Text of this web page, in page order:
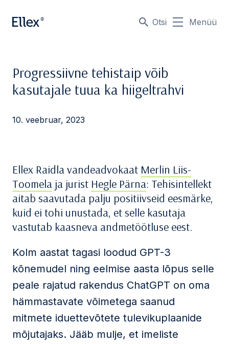
Otsi Menüü
Progressiivne tehistaip võib
kasutajale tuua ka hiigeltrahvi
10. veebruar, 2023
Ellex Raidla vandeadvokaat Merlin Liis-
Toomela ja jurist Hegle Pärna: Tehisintellekt
aitab saavutada palju positiivseid eesmärke,
kuid ei tohi unustada, et selle kasutaja
vastutab kaasneva andmetöötluse eest.
Kolm aastat tagasi loodud GPT-3
kõnemudel ning eelmise aasta lõpus selle
peale rajatud rakendus ChatGPT on oma
hämmastavate võimetega saanud
mitmete iduettevõtete tulevikuplaanide
mõjutajaks. Jääb mulje, et imeliste